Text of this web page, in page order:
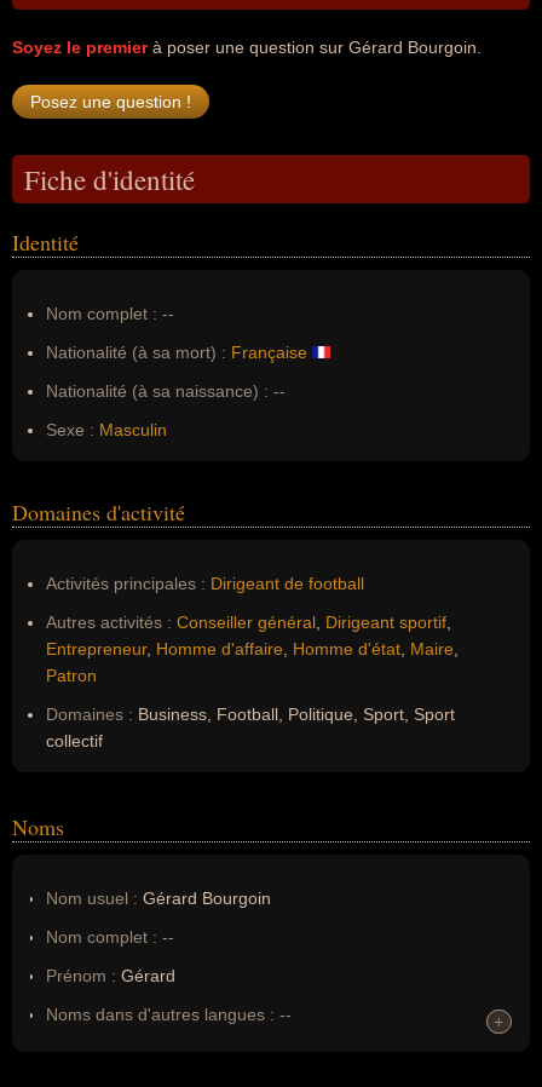
Soyez le premierà poser une question sur Gérard Bourgoin.
Fiche d'identité
Identité
Nom complet : --
Nationalité (à sa mort) : Française
Nationalité (à sa naissance) : --
Sexe : Masculin
Domaines d'activité
Activités principales : Dirigeant de football
Autres activités : Conseiller général Dirigeant sportif
Entrepreneur, Homme d'affaire Homme d'état Maire
Patron
Domaines : Business, Football, Politique, Sport, Sport
collectif
Noms
Nom usuel : Gérard Bourgoin
Nom complet : --
Prénom : Gérard
Noms dans d'autres langues : --
+
+